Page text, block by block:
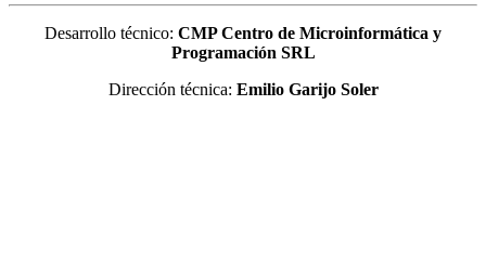
Desarrollo técnico: CMP Centro de Microinformática y
Programación SRL
Dirección técnica: Emilio Garijo Soler